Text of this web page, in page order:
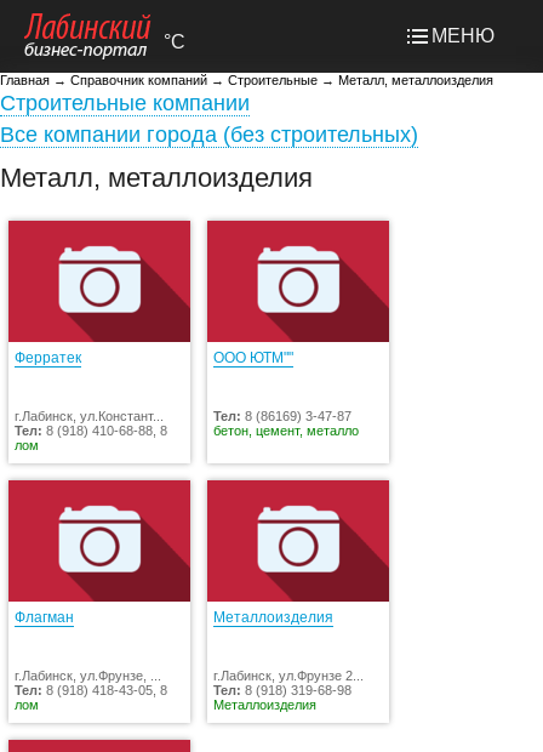
°C МЕНЮ
Главная → Справочник компаний → Строительные → Металл, металлоизделия
Строительные компании
Все компании города (без строительных)
Металл, металлоизделия
Ферратек
г.Лабинск, ул.Констант...
Тел: 8 (918) 410-68-88, 8
лом
ООО ЮТМ""
Тел: 8 (86169) 3-47-87
бетон, цемент, металло
Флагман
г.Лабинск, ул.Фрунзе, ...
Тел: 8 (918) 418-43-05, 8
лом
Металлоизделия
г.Лабинск, ул.Фрунзе 2...
Тел: 8 (918) 319-68-98
Металлоизделия